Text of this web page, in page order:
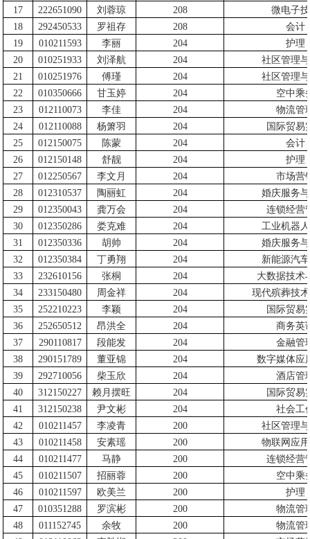
17
222651090 刘蓉琼 208
微电子
18
292450533 罗祖存 208
会计
19
010211593 李丽 204
护理
20
010251933 刘泽航 204
社区管理
21
010251976 傅瑾 204
社区管理
22
010350666 甘玉婷 204
空中乘
23
012110073 李佳 204
物流管
24
012110088 杨箫羽 204
国际贸易
25
012150075 陈蒙 204
会计
26
012150148 舒靓 204
护理
27
012250567 李文月 204
市场营
28
012310537 陶丽虹 204
婚庆服务
29
012350043 龚万会 204
连锁经营
30
012350286 娄克难 204
工业机器
31
012350336 胡帅 204
婚庆服务
32
012350384 丁勇翔 204
新能源汽
33
232610156 张桐 204
大数据技术
34
233150480 周金祥 204
现代殡葬技
35
252210223 李颖 204
国际贸易
36
252650512 昂洪全 204
商务英
37
290110817 段能发 204
金融管
38
290151789 董亚锦 204
数字媒体应
39
292710056 柴玉欣 204
酒店管
40
312150227 赖月摆旺 204
国际贸易
41
312150238 尹文彬 204
社会工
42
010211457 李凌青 200
社区管理
43
010211458 安素瑶 200
物联网应
44
010211477 马静 200
连锁经营
45
010211507 招丽蓉 200
空中乘
46
010211597 欧美兰 200
护理
47
010351288 罗滨彬 200
物流管
48
011152745 余牧 200
物流管